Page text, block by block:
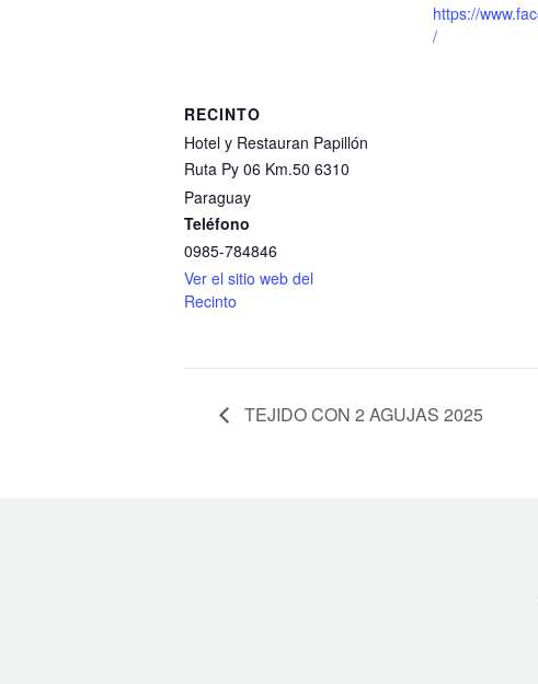
https://
/
RECINTO
Hotel y Restauran Papillón
Ruta Py 06 Km.50 6310
Paraguay
Teléfono
0985-784846
Ver el sitio web del
Recinto
TEJIDO CON 2 AGUJAS 2025